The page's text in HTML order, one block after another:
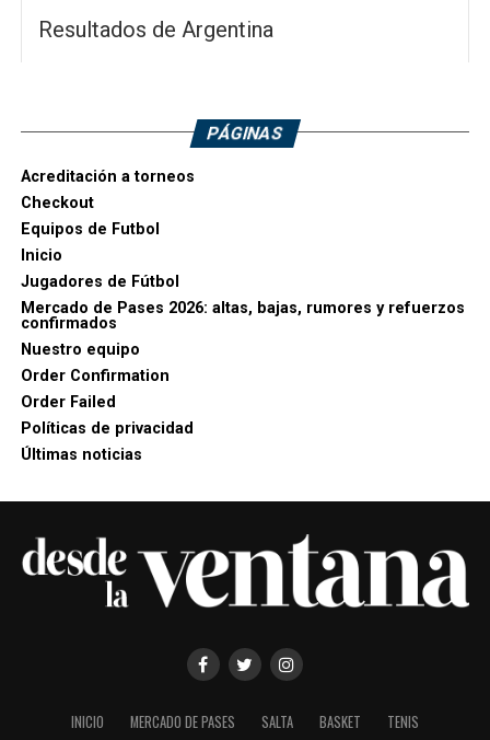
Resultados de Argentina
PÁGINAS
Acreditación a torneos
Checkout
Equipos de Futbol
Inicio
Jugadores de Fútbol
Mercado de Pases 2026: altas, bajas, rumores y refuerzos
confirmados
Nuestro equipo
Order Confirmation
Order Failed
Políticas de privacidad
Últimas noticias
INICIO MERCADO DE PASES SALTA BASKET TENIS